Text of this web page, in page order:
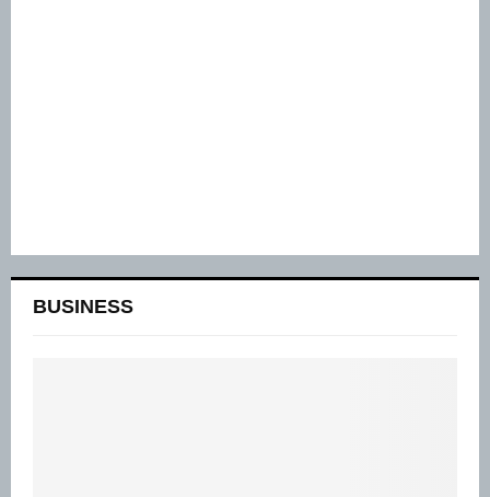
BUSINESS